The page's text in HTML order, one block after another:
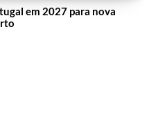
em 2027 para nova